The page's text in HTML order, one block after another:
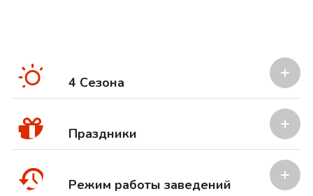
4 Сезона
Праздники
Режим работы заведений